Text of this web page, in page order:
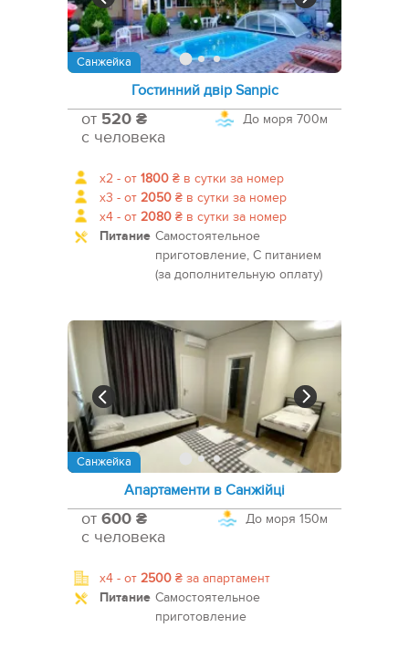
Санжейка
Гостинний двір Sanpic
До моря 700м
от 520 ₴
с человека
x2 - от 1800 ₴ в сутки за номер
x3 - от 2050 ₴ в сутки за номер
x4 - от 2080 ₴ в сутки за номер
Питание Самостоятельное
приготовление, С питанием
(за дополнительную оплату)
Санжейка
Апартаменти в Санжійці
До моря 150м
от 600 ₴
с человека
x4 - от 2500 ₴ за апартамент
Питание Самостоятельное
приготовление